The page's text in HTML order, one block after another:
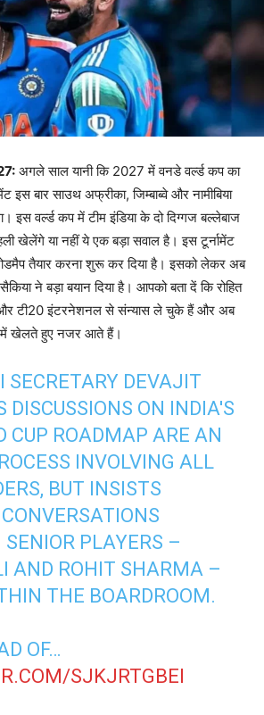
अगले साल यानी कि 2027 में वनडे वर्ल्ड कप का
इस बार साउथ अफ्रीका, जिम्बाब्वे और नामीबिया
इस वर्ल्ड कप में टीम इंडिया के दो दिग्गज बल्लेबाज
खेलेंगे या नहीं ये एक बड़ा सवाल है। इस टूर्नामेंट
तैयार करना शुरू कर दिया है। इसको लेकर अब
ने बड़ा बयान दिया है। आपको बता दें कि रोहित
और टी20 इंटरनेशनल से संन्यास ले चुके हैं और अब
में खेलते हुए नजर आते हैं।
SECRETARY DEVAJIT
DISCUSSIONS ON INDIA'S
CUP ROADMAP ARE AN
INVOLVING ALL
BUT INSISTS
SENIOR PLAYERS –
AND ROHIT SHARMA –
THE BOARDROOM.
OF…
SJKJRTGBEI